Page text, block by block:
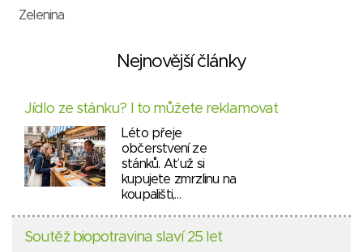
Zelenina
Nejnovější články
Jídlo ze stánku? I to můžete reklamovat
Léto přeje
občerstvení ze
stánků. Ať už si
kupujete zmrzlinu na
koupališti,…
Soutěž biopotravina slaví 25 let